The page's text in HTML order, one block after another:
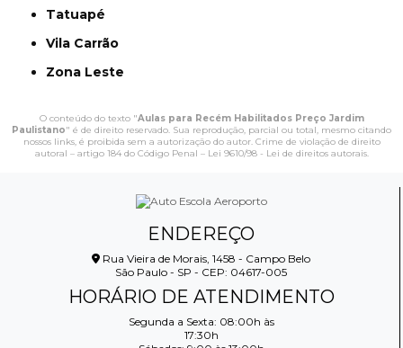
Tatuapé
Vila Carrão
Zona Leste
O conteúdo do texto "Aulas para Recém Habilitados Preço Jardim
Paulistano" é de direito reservado. Sua reprodução, parcial ou total, mesmo citando
nossos links, é proibida sem a autorização do autor. Crime de violação de direito
autoral – artigo 184 do Código Penal – Lei 9610/98 - Lei de direitos autorais.
ENDEREÇO
Rua Vieira de Morais, 1458 - Campo Belo
São Paulo - SP - CEP: 04617-005
HORÁRIO DE ATENDIMENTO
Segunda a Sexta: 08:00h às
17:30h